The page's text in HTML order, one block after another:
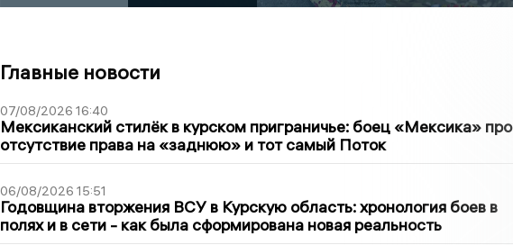
Главные новости
07/08/2026 16:40
Мексиканский стилёк в курском приграничье: боец «Мексика» про
отсутствие права на «заднюю» и тот самый Поток
06/08/2026 15:51
Годовщина вторжения ВСУ в Курскую область: хронология боев в
полях и в сети - как была сформирована новая реальность